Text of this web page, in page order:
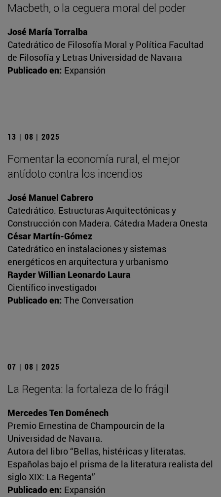
Macbeth, o la ceguera moral del poder
José María Torralba
Catedrático de Filosofía Moral y Política Facultad
de Filosofía y Letras Universidad de Navarra
Publicado en: Expansión
13 | 08 | 2025
Fomentar la economía rural, el mejor
antídoto contra los incendios
José Manuel Cabrero
Catedrático. Estructuras Arquitectónicas y
Construcción con Madera. Cátedra Madera Onesta
César Martín-Gómez
Catedrático en instalaciones y sistemas
energéticos en arquitectura y urbanismo
Rayder Willian Leonardo Laura
Científico investigador
Publicado en: The Conversation
07 | 08 | 2025
La Regenta: la fortaleza de lo frágil
Mercedes Ten Doménech
Premio Ernestina de Champourcin de la
Universidad de Navarra.
Autora del libro “Bellas, histéricas y literatas.
Españolas bajo el prisma de la literatura realista del
siglo XIX: La Regenta”
Publicado en: Expansión